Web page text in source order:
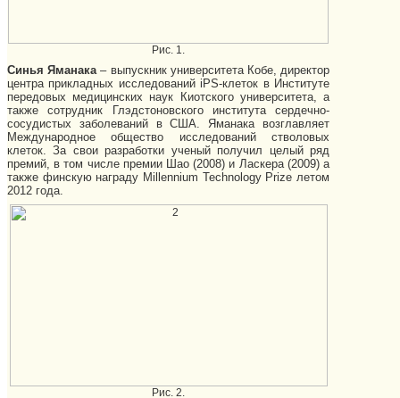
Рис. 1.
Синья Яманака – выпускник университета Кобе, директор
центра прикладных исследований iPS-клеток в Институте
передовых медицинских наук Киотского университета, а
также сотрудник Глэдстоновского института сердечно-
сосудистых заболеваний в США. Яманака возглавляет
Международное общество исследований стволовых
клеток. За свои разработки ученый получил целый ряд
премий, в том числе премии Шао (2008) и Ласкера (2009) а
также финскую награду Millennium Technology Prize летом
2012 года.
Рис. 2.